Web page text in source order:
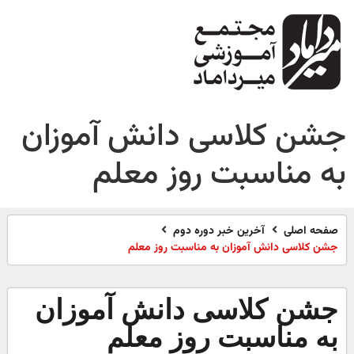
جشن کلاسی دانش آموزان
به مناسبت روز معلم
صفحه اصلی
آخرین خبر دوره دوم
جشن کلاسی دانش آموزان به مناسبت روز معلم
جشن کلاسی دانش آموزان
به مناسبت روز معلم